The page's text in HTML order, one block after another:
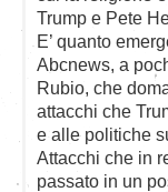
Trump e Pete
E’ quanto
Abcnews, a
Rubio, che
attacchi che
e alle politiche
Attacchi che in
passato in un